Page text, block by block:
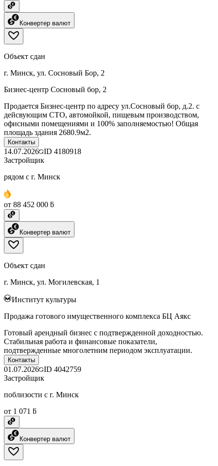
Конвертер валют
Объект сдан
г. Минск, ул. Сосновый Бор, 2
Бизнес-центр Сосновый бор, 2
Продается Бизнес-центр по адресу ул.Сосновый бор, д.2. с
дейсвующим СТО, автомойкой, пищевым производством,
офисными помещениями и 100% заполняемостью! Общая
площадь здания 2680.9м2.
Контакты
14.07.2026 ID 4180918
Застройщик
рядом с г. Минск
от 88 452 000 ƃ
Конвертер валют
Объект сдан
г. Минск, ул. Могилевская, 1
Институт культуры
Продажа готового имущественного комплекса БЦ Аякс
Готовый арендный бизнес с подтвержденной доходностью.
Стабильная работа и финансовые показатели,
подтвержденные многолетним периодом эксплуатации.
Контакты
01.07.2026 ID 4042759
Застройщик
поблизости с г. Минск
от 1 071 ƃ
Конвертер валют